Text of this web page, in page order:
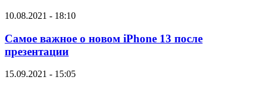
10.08.2021 - 18:10
Самое важное о новом iPhone 13 после
презентации
15.09.2021 - 15:05